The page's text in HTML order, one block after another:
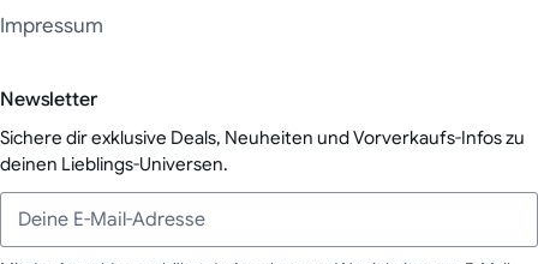
Impressum
Newsletter
Sichere dir exklusive Deals, Neuheiten und Vorverkaufs-Infos zu
deinen Lieblings-Universen.